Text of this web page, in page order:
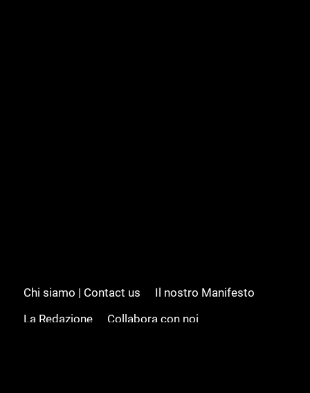
Chi siamo | Contact us
Il nostro Manifesto
La Redazione
Collabora con noi